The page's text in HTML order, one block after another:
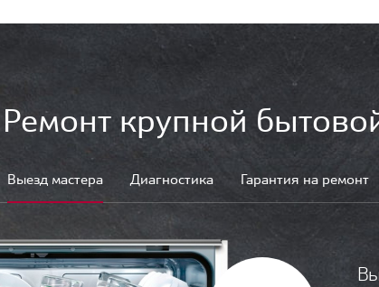
Ремонт крупной
Выезд мастера Диагностика Гарантия на ремонт